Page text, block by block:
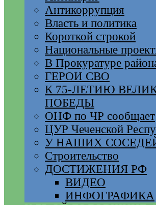
Антикоррупция
Власть и политика
Короткой строкой
Национальные
В Прокуратуре
ГЕРОИ СВО
К 75-ЛЕТИЮ
ПОБЕДЫ
ОНФ по ЧР сообщает
ЦУР Чеченской
У НАШИХ
Строительство
ДОСТИЖЕНИЯ РФ
ВИДЕО
ИНФОГРАФИКА